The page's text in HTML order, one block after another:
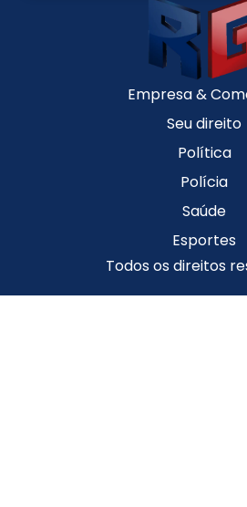
Empresa &
Seu direito
Política
Polícia
Saúde
Esportes
Todos os direitos